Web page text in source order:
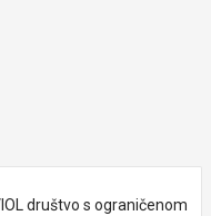
društvo s ograničenom